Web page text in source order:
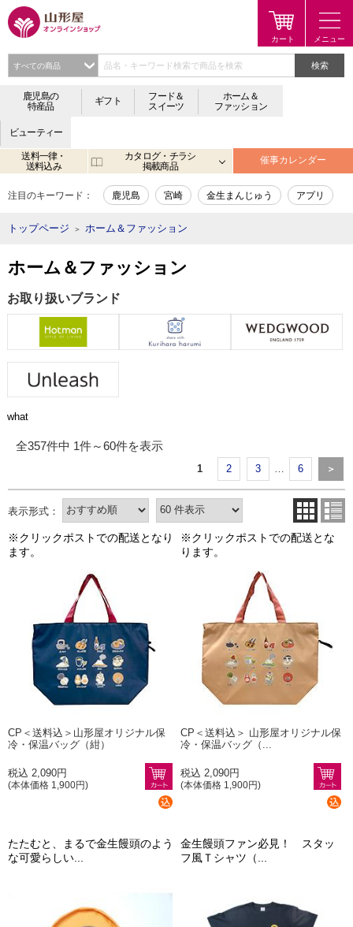
検索
鹿児島の
特産品
ギフト
フード＆
スイーツ
ホーム＆
ファッション
ビューティー
送料一律・
送料込み
カタログ・チラシ
掲載商品
催事カレンダー
注目のキーワード： 鹿児島 宮崎 金生まんじゅう アプリ
トップページ ＞ ホーム＆ファッション
ホーム＆ファッション
お取り扱いブランド
what
全357件中 1件～60件を表示
1 2 3 6 ＞
※クリックポストでの配送となり
ます。
CP＜送料込＞山形屋オリジナル保
冷・保温バッグ（紺）
税込 2,090円
(本体価格 1,900円)
※クリックポストでの配送とな
ります。
CP＜送料込＞ 山形屋オリジナル保
冷・保温バッグ（...
税込 2,090円
(本体価格 1,900円)
たたむと、まるで金生饅頭のよう
な可愛らしい...
金生饅頭ファン必見！ スタッ
フ風Ｔシャツ（...